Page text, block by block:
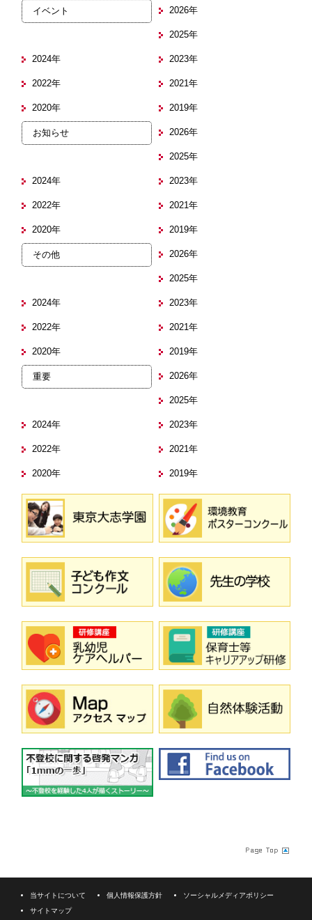
イベント 2026年
2025年
2024年 2023年
2022年 2021年
2020年 2019年
お知らせ 2026年
2025年
2024年 2023年
2022年 2021年
2020年 2019年
その他 2026年
2025年
2024年 2023年
2022年 2021年
2020年 2019年
重要 2026年
2025年
2024年 2023年
2022年 2021年
2020年 2019年
当サイトについて 個人情報保護方針
ソーシャルメディアポリシー
サイトマップ